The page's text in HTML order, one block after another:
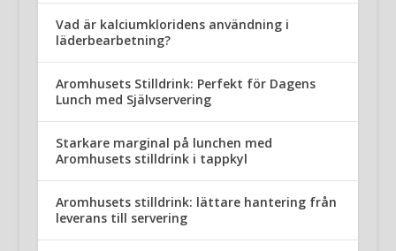
Vad är kalciumkloridens användning i
läderbearbetning?
Aromhusets Stilldrink: Perfekt för Dagens
Lunch med Självservering
Starkare marginal på lunchen med
Aromhusets stilldrink i tappkyl
Aromhusets stilldrink: lättare hantering från
leverans till servering